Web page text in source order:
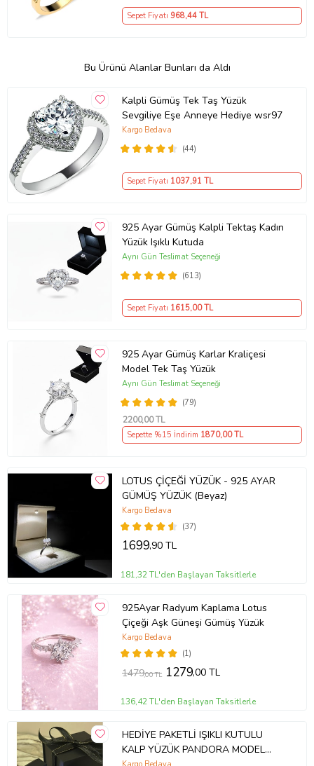
Sepet Fiyatı 968,44 TL
Bu Ürünü Alanlar Bunları da Aldı
Kalpli Gümüş Tek Taş Yüzük
Sevgiliye Eşe Anneye Hediye wsr97
(44)
Kargo Bedava
Sepet Fiyatı 1037,91 TL
925 Ayar Gümüş Kalpli Tektaş Kadın
Yüzük Işıklı Kutuda
(613)
Aynı Gün Teslimat Seçeneği
Sepet Fiyatı 1615,00 TL
925 Ayar Gümüş Karlar Kraliçesi
Model Tek Taş Yüzük
(79)
Aynı Gün Teslimat Seçeneği
2200,00 TL
Sepette %15 İndirim 1870,00 TL
LOTUS ÇİÇEĞİ YÜZÜK - 925 AYAR
GÜMÜŞ YÜZÜK (Beyaz)
(37)
Kargo Bedava
1699,90 TL
181,32 TL'den Başlayan Taksitlerle
925Ayar Radyum Kaplama Lotus
Çiçeği Aşk Güneşi Gümüş Yüzük
(1)
Kargo Bedava
1479,00 TL 1279,00 TL
136,42 TL'den Başlayan Taksitlerle
HEDİYE PAKETLİ IŞIKLI KUTULU
KALP YÜZÜK PANDORA MODEL